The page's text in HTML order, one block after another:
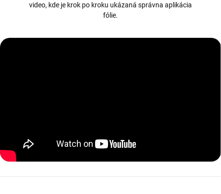
video, kde je krok po kroku ukázaná správna aplikácia
fólie.